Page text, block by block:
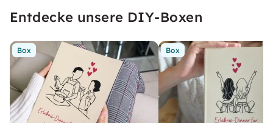
Entdecke unsere DIY-Boxen
Box Box